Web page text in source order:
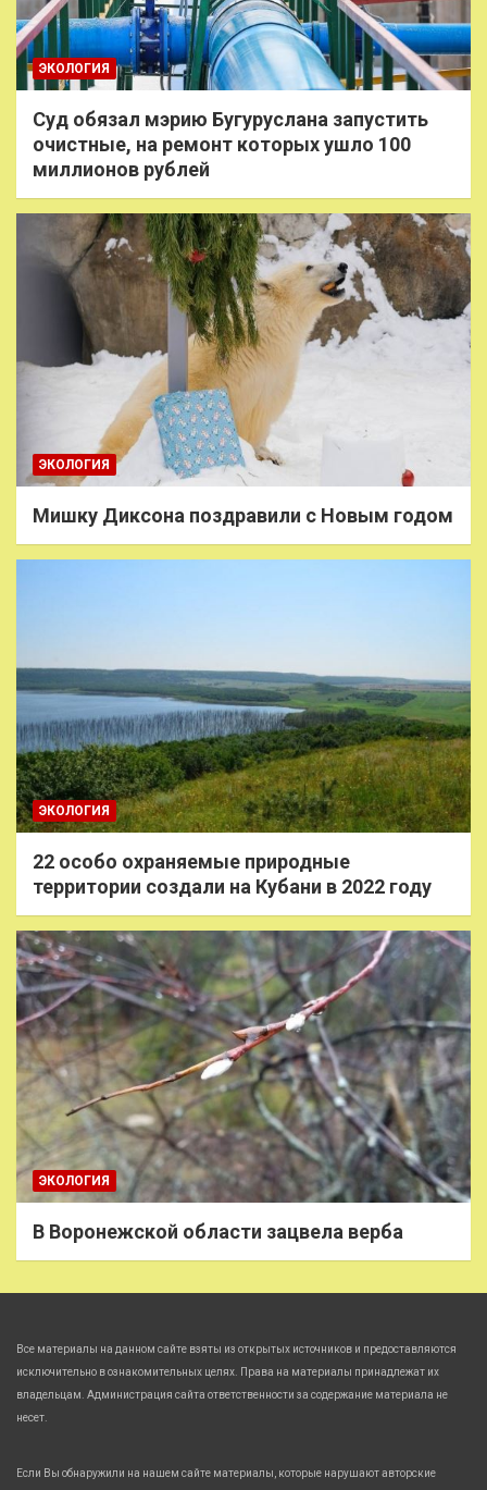
ЭКОЛОГИЯ
Суд обязал мэрию Бугуруслана запустить
очистные, на ремонт которых ушло 100
миллионов рублей
ЭКОЛОГИЯ
Мишку Диксона поздравили с Новым годом
ЭКОЛОГИЯ
22 особо охраняемые природные
территории создали на Кубани в 2022 году
ЭКОЛОГИЯ
В Воронежской области зацвела верба
Все материалы на данном сайте взяты из открытых источников и предоставляются
исключительно в ознакомительных целях. Права на материалы принадлежат их
владельцам. Администрация сайта ответственности за содержание материала не
несет.
Если Вы обнаружили на нашем сайте материалы, которые нарушают авторские